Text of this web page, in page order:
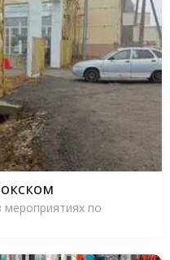
мероприятиях по